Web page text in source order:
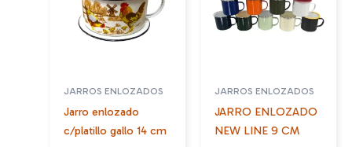
JARROS ENLOZADOS
Jarro enlozado
c/platillo gallo 14 cm
JARROS ENLOZADOS
JARRO ENLOZADO
NEW LINE 9 CM